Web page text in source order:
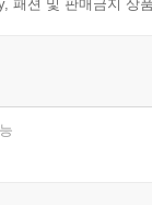
패션 및 판매금지 상